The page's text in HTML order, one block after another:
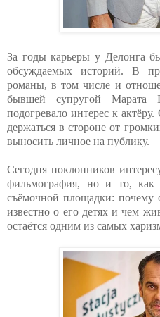
За годы карьеры у Делонга
обсуждаемых историй. В
романы, в том числе и
бывшей супругой Марата
подогревало интерес к
держаться в стороне от
выносить личное на публику.
Сегодня поклонников
фильмография, но и то, как
съёмочной площадки: почему
известно о его детях и чем
остаётся одним из самых